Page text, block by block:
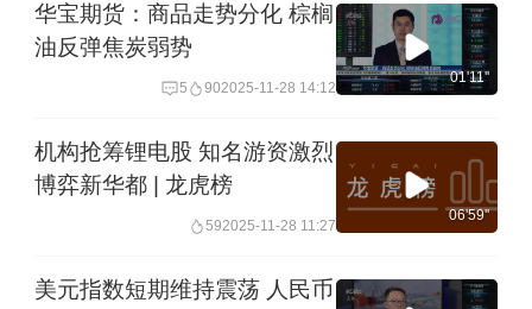
华宝期货：商品走势分化 棕榈
油反弹焦炭弱势
5 902025-11-28 14:12
01'11''
机构抢筹锂电股 知名游资激烈
博弈新华都 | 龙虎榜
592025-11-28 11:27
06'59''
美元指数短期维持震荡 人民币